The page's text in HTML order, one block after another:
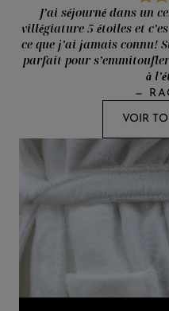
J’ai séjourné dans un
villégiature 5 étoiles et
ce que j’ai jamais connu!
parfait pour
à
—
VOIR